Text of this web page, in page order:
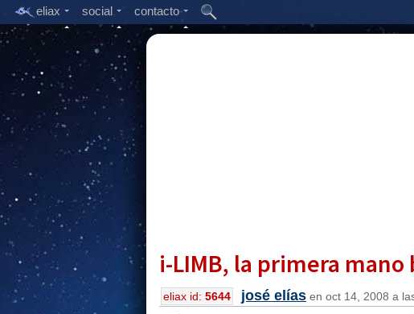
eliax social contacto
i-LIMB, la primera
eliax id: 5644 josé elías en oct 14, 2008 a